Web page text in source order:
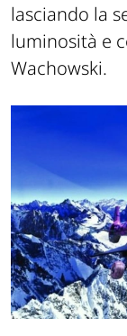
lasciando la
luminosità e
Wachowski.